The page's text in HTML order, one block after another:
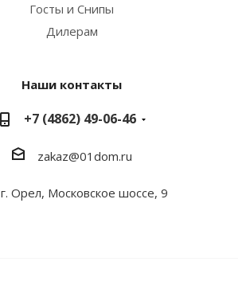
Госты и Снипы
Дилерам
Наши контакты
+7 (4862) 49-06-46
zakaz@01dom.ru
г. Орел, Московское шоссе, 9